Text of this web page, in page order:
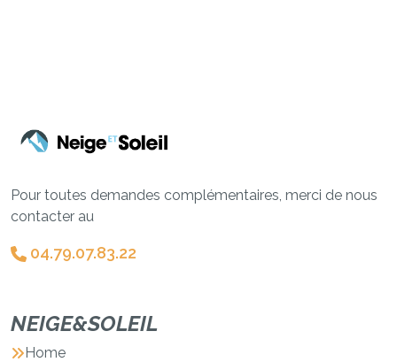
Pour toutes demandes complémentaires, merci de nous
contacter au
04.79.07.83.22
NEIGE&SOLEIL
Home